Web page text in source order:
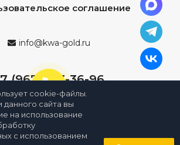
соглашение
info@kwa-gold.ru
(967) 013-36-96
cookie-файлы.
данного сайта вы
на использование
с использованием